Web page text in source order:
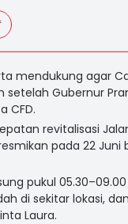
mendukung agar
setelah Gubernur
CFD.
revitalisasi
pada 22 Juni
pukul
di sekitar lokasi,
Laura.